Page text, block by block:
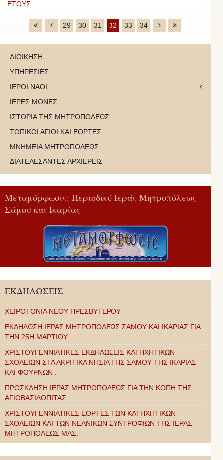
ΕΤΟΥΣ.
29 30 31 32 33 34
ΔΙΟΙΚΗΣΗ
ΥΠΗΡΕΣΙΕΣ
ΙΕΡΟΙ ΝΑΟΙ
ΙΕΡΕΣ ΜΟΝΕΣ
ΙΣΤΟΡΙΑ ΤΗΣ ΜΗΤΡΟΠΟΛΕΩΣ
ΤΟΠΙΚΟΙ ΑΓΙΟΙ ΚΑΙ ΕΟΡΤΕΣ
ΜΝΗΜΕΙΑ ΜΗΤΡΟΠΟΛΕΩΣ
ΔΙΑΤΕΛΕΣΑΝΤΕΣ ΑΡΧΙΕΡΕΙΣ
Μεταμόρφωσις: Περιοδικό Ιεράς Μητροπόλεως
Σάμου και Ικαρίας
ΕΚΔΗΛΩΣΕΙΣ
ΧΕΙΡΟΤΟΝΙΑ ΝΕΟΥ ΠΡΕΣΒΥΤΕΡΟΥ
ΕΚΔΗΛΩΣΗ ΙΕΡΑΣ ΜΗΤΡΟΠΟΛΕΩΣ ΣΑΜΟΥ ΚΑΙ ΙΚΑΡΙΑΣ ΓΙΑ
ΤΗΝ 25Η ΜΑΡΤΙΟΥ
ΧΡΙΣΤΟΥΓΕΝΝΙΑΤΙΚΕΣ ΕΚΔΗΛΩΣΕΙΣ ΚΑΤΗΧΗΤΙΚΩΝ
ΣΧΟΛΕΙΩΝ ΣΤΑ ΑΚΡΙΤΙΚΑ ΝΗΣΙΑ ΤΗΣ ΣΑΜΟΥ ΤΗΣ ΙΚΑΡΙΑΣ
ΚΑΙ ΦΟΥΡΝΩΝ .
ΠΡΟΣΚΛΗΣΗ ΙΕΡΑΣ ΜΗΤΡΟΠΟΛΕΩΣ ΓΙΑ ΤΗΝ ΚΟΠΗ ΤΗΣ
ΑΓΙΟΒΑΣΙΛΟΠΙΤΑΣ
ΧΡΙΣΤΟΥΓΕΝΝΙΑΤΙΚΕΣ ΕΟΡΤΕΣ ΤΩΝ ΚΑΤΗΧΗΤΙΚΩΝ
ΣΧΟΛΕΙΩΝ ΚΑΙ ΤΩΝ ΝΕΑΝΙΚΩΝ ΣΥΝΤΡΟΦΙΩΝ ΤΗΣ ΙΕΡΑΣ
ΜΗΤΡΟΠΟΛΕΩΣ ΜΑΣ.